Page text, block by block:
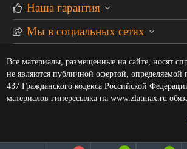
Наша гарантия
Мы в социальных сетях
Все материалы, размещенные на сайте, носят
не являются публичной офертой, определяемой
437 Гражданского кодекса Российской
материалов гиперссылка на www.zlatmax.ru